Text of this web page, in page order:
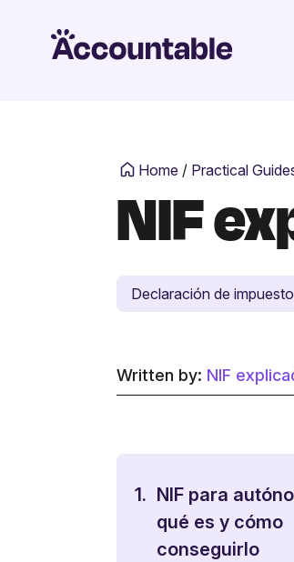
Home / Practical
NIF
Declaración de
Written by: NIF
1. NIF para
qué es y cómo
conseguirlo